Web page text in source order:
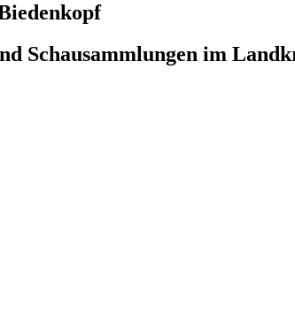
Schausammlungen im